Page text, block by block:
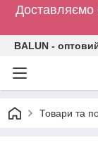
Доставляємо
BALUN -
Товари та